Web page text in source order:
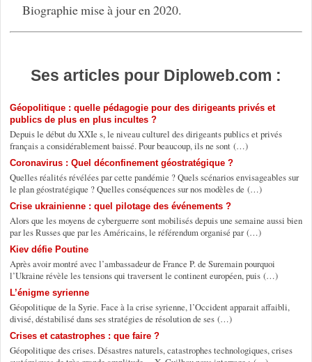
Biographie mise à jour en 2020.
Ses articles pour Diploweb.com :
Géopolitique : quelle pédagogie pour des dirigeants privés et
publics de plus en plus incultes ?
Depuis le début du XXIe s, le niveau culturel des dirigeants publics et privés
français a considérablement baissé. Pour beaucoup, ils ne sont (…)
Coronavirus : Quel déconfinement géostratégique ?
Quelles réalités révélées par cette pandémie ? Quels scénarios envisageables sur
le plan géostratégique ? Quelles conséquences sur nos modèles de (…)
Crise ukrainienne : quel pilotage des événements ?
Alors que les moyens de cyberguerre sont mobilisés depuis une semaine aussi bien
par les Russes que par les Américains, le référendum organisé par (…)
Kiev défie Poutine
Après avoir montré avec l’ambassadeur de France P. de Suremain pourquoi
l’Ukraine révèle les tensions qui traversent le continent européen, puis (…)
L’énigme syrienne
Géopolitique de la Syrie. Face à la crise syrienne, l’Occident apparait affaibli,
divisé, déstabilisé dans ses stratégies de résolution de ses (…)
Crises et catastrophes : que faire ?
Géopolitique des crises. Désastres naturels, catastrophes technologiques, crises